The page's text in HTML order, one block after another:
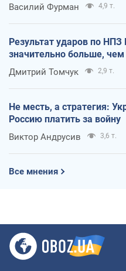
Василий Фурман 4,9 т.
Результат ударов по НПЗ
значительно больше,
Дмитрий Томчук 2,9 т.
Не месть, а стратегия:
Россию платить за войну
Виктор Андрусив 3,6 т.
Все мнения